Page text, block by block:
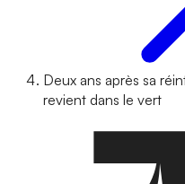
Deux ans après sa
revient dans le vert